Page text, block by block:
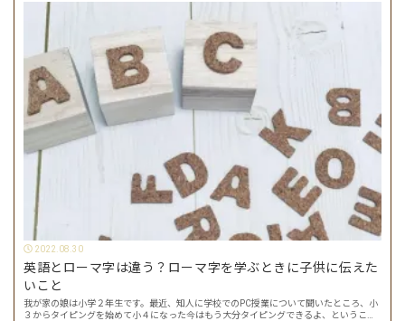
2022.08.30
英語とローマ字は違う？ローマ字を学ぶときに子供に伝えた
いこと
我が家の娘は小学２年生です。最近、知人に学校でのPC授業について聞いたところ、小
３からタイピングを始めて小４になった今はもう大分タイピングできるよ、ということ